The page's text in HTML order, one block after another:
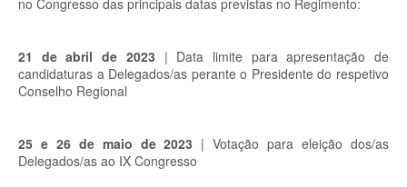
no Congresso das principais datas previstas no Regimento:
21 de abril de 2023 | Data limite para apresentação de
candidaturas a Delegados/as perante o Presidente do respetivo
Conselho Regional
25 e 26 de maio de 2023 | Votação para eleição dos/as
Delegados/as ao IX Congresso